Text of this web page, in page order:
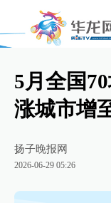
5月全国
涨城市增
扬子晚报网
2026-06-29 05:26